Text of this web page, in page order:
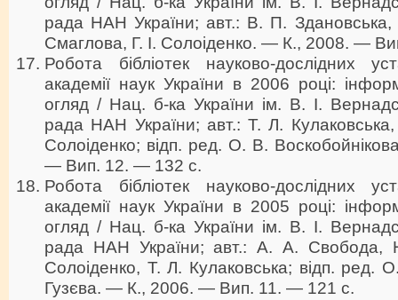
рада НАН України; авт.: В. П.
Смаглова, Г. І. Солоіденко. — К., 2008. —
Робота бібліотек науково-дослідних
академії наук України в 2006 році:
огляд / Нац. б-ка України ім. В. І.
рада НАН України; авт.: Т. Л.
Солоіденко; відп. ред. О. В.
— Вип. 12. — 132 с.
Робота бібліотек науково-дослідних
академії наук України в 2005 році:
огляд / Нац. б-ка України ім. В. І.
рада НАН України; авт.: А. А. Свобода,
Солоіденко, Т. Л. Кулаковська; відп. ред.
Гузєва. — К., 2006. — Вип. 11. — 121 с.